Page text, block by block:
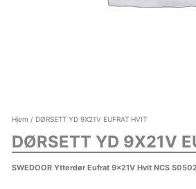
Hjem / DØRSETT YD 9X21V EUFRAT HVIT
DØRSETT YD 9X21V
SWEDOOR Ytterdør Eufrat 9x21V Hvit NCS